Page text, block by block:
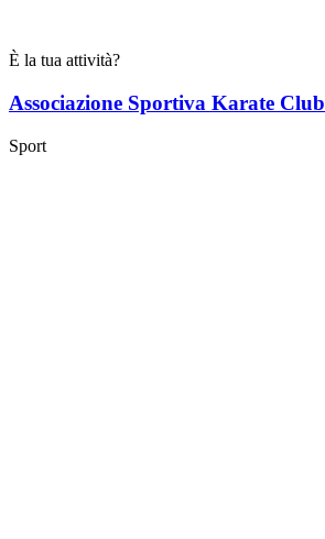
È la tua attività?
Associazione Sportiva Karate Club
Sport